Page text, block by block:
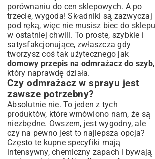
odmrażanie
Podsumowanie: Czy domowy
odmrażacz to Twoje zimowe must-have?
porównaniu do cen sklepowych. A po
trzecie, wygoda! Składniki są zazwyczaj
pod ręką, więc nie musisz biec do sklepu
w ostatniej chwili. To proste, szybkie i
satysfakcjonujące, zwłaszcza gdy
tworzysz coś tak użytecznego jak
domowy przepis na odmrażacz do szyb,
który naprawdę działa.
Czy odmrażacz w sprayu jest
zawsze potrzebny?
Absolutnie nie. To jeden z tych
produktów, które wmówiono nam, że są
niezbędne. Owszem, jest wygodny, ale
czy na pewno jest to najlepsza opcja?
Często te kupne specyfiki mają
intensywny, chemiczny zapach i bywają